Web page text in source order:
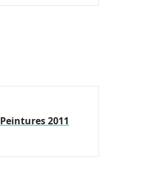
Peintures 2011